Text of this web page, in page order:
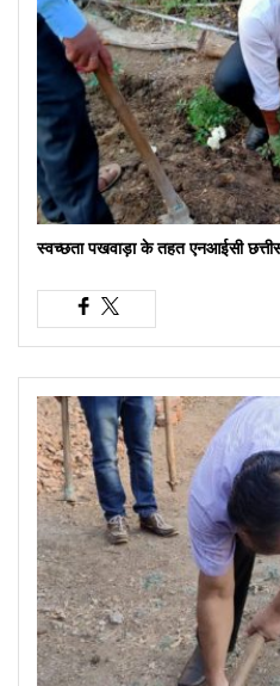
स्वच्छता पखवाड़ा के तहत एनआईसी